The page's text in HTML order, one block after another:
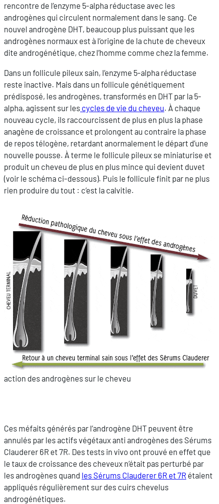
rencontre de l’enzyme 5-alpha réductase avec les
androgènes qui circulent normalement dans le sang. Ce
nouvel androgène DHT, beaucoup plus puissant que les
androgènes normaux est à l’origine de la chute de cheveux
dite androgénétique, chez l’homme comme chez la femme.
Dans un follicule pileux sain, l’enzyme 5-alpha réductase
reste inactive. Mais dans un follicule génétiquement
prédisposé, les androgènes, transformés en DHT par la 5-
alpha, agissent sur les cycles de vie du cheveu. À chaque
nouveau cycle, ils raccourcissent de plus en plus la phase
anagène de croissance et prolongent au contraire la phase
de repos télogène, retardant anormalement le départ d’une
nouvelle pousse. À terme le follicule pileux se miniaturise et
produit un cheveu de plus en plus mince qui devient duvet
(voir le schéma ci-dessous). Puis le follicule finit par ne plus
rien produire du tout : c’est la calvitie.
action des androgènes sur le cheveu
Ces méfaits générés par l’androgène DHT peuvent être
annulés par les actifs végétaux anti androgènes des Sérums
Clauderer 6R et 7R. Des tests in vivo ont prouvé en effet que
le taux de croissance des cheveux n’était pas perturbé par
les androgènes quand les Sérums Clauderer 6R et 7R étaient
appliqués régulièrement sur des cuirs chevelus
androgénétiques.